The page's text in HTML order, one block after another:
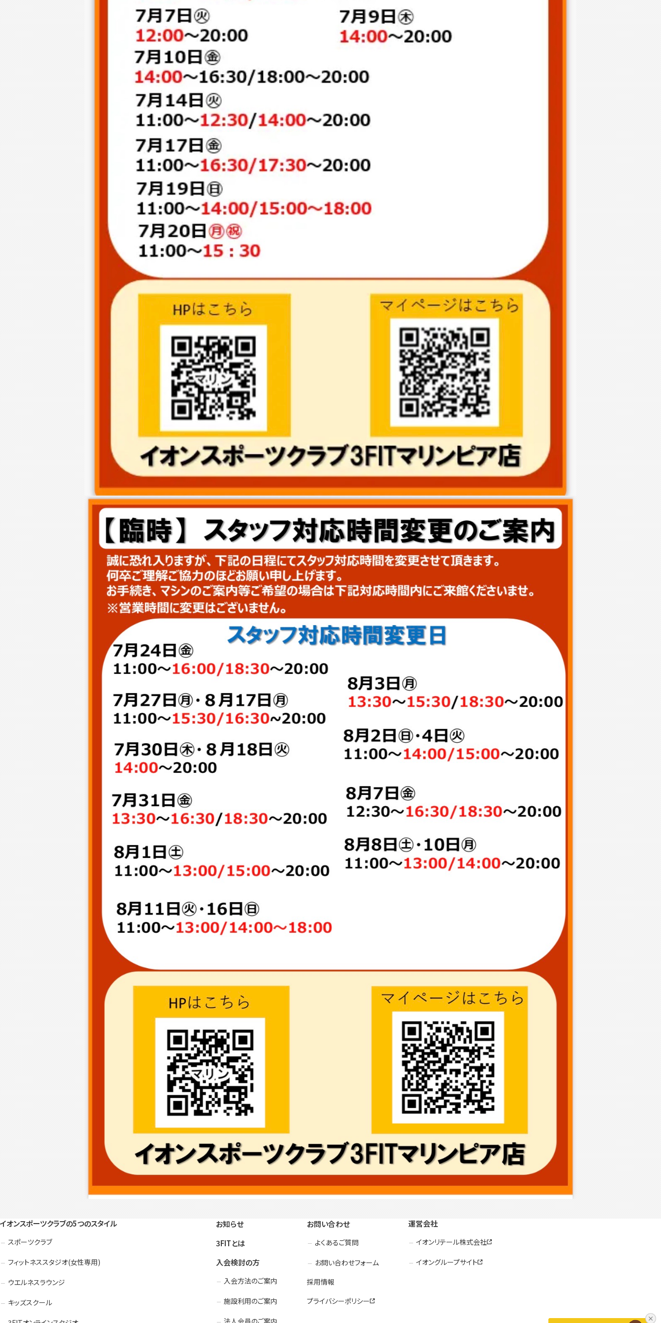
イオンスポーツクラブの5つのスタイル
スポーツクラブ
フィットネススタジオ(女性専用)
ウエルネスラウンジ
キッズスクール
お知らせ
3FITとは
入会検討の方
入会方法のご案内
施設利用のご案内
法人会員のご案内
お問い合わせ
よくあるご質問
お問い合わせフォーム
採用情報
プライバシーポリシー
運営会社
イオンリテール株式会社
イオングループサイト